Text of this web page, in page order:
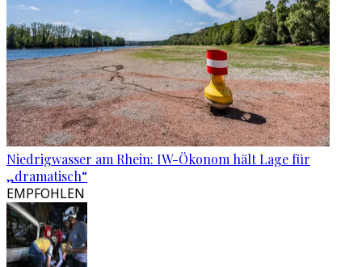
Niedrigwasser am Rhein: IW-Ökonom hält Lage für
„dramatisch“
EMPFOHLEN